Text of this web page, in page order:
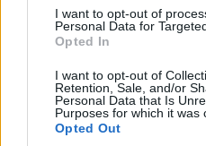
I want to opt-out of
Personal Data for
Opted In
I want to opt-out of
Retention, Sale, and/or
Personal Data that Is
Purposes for which it was
Opted Out
Palazzo Chigi da una
dall’altra. La questione
come rendere lo Stato
contemporaneamente,
stesso.